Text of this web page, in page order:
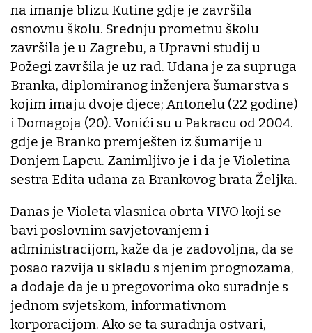
na imanje blizu Kutine gdje je završila
osnovnu školu. Srednju prometnu školu
završila je u Zagrebu, a Upravni studij u
Požegi završila je uz rad. Udana je za supruga
Branka, diplomiranog inženjera šumarstva s
kojim imaju dvoje djece; Antonelu (22 godine)
i Domagoja (20). Vonići su u Pakracu od 2004.
gdje je Branko premješten iz šumarije u
Donjem Lapcu. Zanimljivo je i da je Violetina
sestra Edita udana za Brankovog brata Željka.
Danas je Violeta vlasnica obrta VIVO koji se
bavi poslovnim savjetovanjem i
administracijom, kaže da je zadovoljna, da se
posao razvija u skladu s njenim prognozama,
a dodaje da je u pregovorima oko suradnje s
jednom svjetskom, informativnom
korporacijom. Ako se ta suradnja ostvari,